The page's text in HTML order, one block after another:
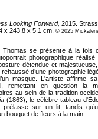
Looking Forward, 2015.
x 243,8 x 5,1 cm. © 2025
Thomas se présente à la fois
photographique
détendue et majestueuse,
d’une photographie
masque. L'artiste affirme
remettant en question la
au sein de la tradition
(1863), le célèbre tableau
prélasse sur un lit, tandis
bouquet de fleurs à la main.